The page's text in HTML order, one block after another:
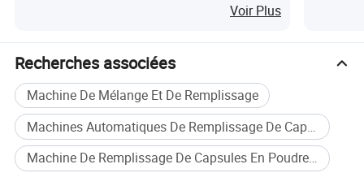
Voir Plus
Recherches associées
Machine De Mélange Et De Remplissage
Machines Automatiques De Remplissage De Capsules Médicinales
Machine De Remplissage De Capsules En Poudre Dure